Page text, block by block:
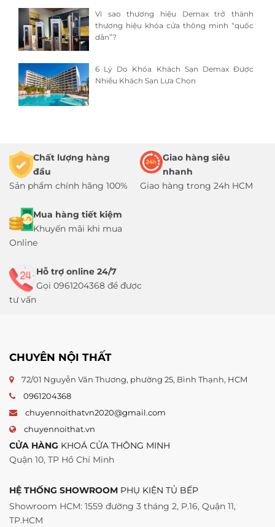
Vì sao thương hiệu Demax trở thành
thương hiệu khóa cửa thông minh “quốc
dân”?
6 Lý Do Khóa Khách Sạn Demax Được
Nhiều Khách Sạn Lựa Chọn
Chất lượng hàng
đầu
Sản phẩm chính hãng 100%
Giao hàng siêu
nhanh
Giao hàng trong 24h HCM
Mua hàng tiết kiệm
Khuyến mãi khi mua
Online
Hỗ trợ online 24/7
Gọi 0961204368 để được
tư vấn
CHUYÊN NỘI THẤT
72/01 Nguyễn Văn Thương, phường 25, Bình Thạnh, HCM
0961204368
chuyennoithatvn2020@gmail.com
chuyennoithat.vn
CỬA HÀNG KHOÁ CỬA THÔNG MINH
Quận 10, TP Hồ Chí Minh
HỆ THỐNG SHOWROOM PHỤ KIỆN TỦ BẾP
Showroom HCM: 1559 đường 3 tháng 2, P.16, Quận 11,
TP.HCM